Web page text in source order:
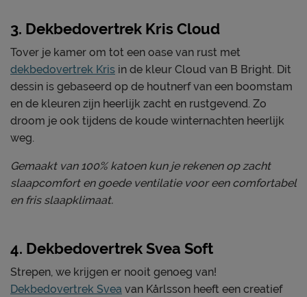
3. Dekbedovertrek Kris Cloud
Tover je kamer om tot een oase van rust met
dekbedovertrek Kris in de kleur Cloud van B Bright. Dit
dessin is gebaseerd op de houtnerf van een boomstam
en de kleuren zijn heerlijk zacht en rustgevend. Zo
droom je ook tijdens de koude winternachten heerlijk
weg.
Gemaakt van 100% katoen kun je rekenen op zacht
slaapcomfort en goede ventilatie voor een comfortabel
en fris slaapklimaat.
4. Dekbedovertrek Svea Soft
Strepen, we krijgen er nooit genoeg van!
Dekbedovertrek Svea van Kårlsson heeft een creatief